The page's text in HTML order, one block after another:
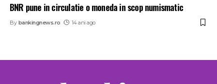
BNR pune in circulatie o moneda in scop numismatic
By bankingnews.ro 14 ani ago